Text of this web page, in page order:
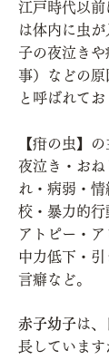
江戸時代以
は体内に虫
子の夜泣き
事）などの原
と呼ばれてお
【疳の虫】
夜泣き・お
れ・病弱・
校・暴力的行
アトピー・
中力低下・
言癖など。
赤子幼子は
長しています